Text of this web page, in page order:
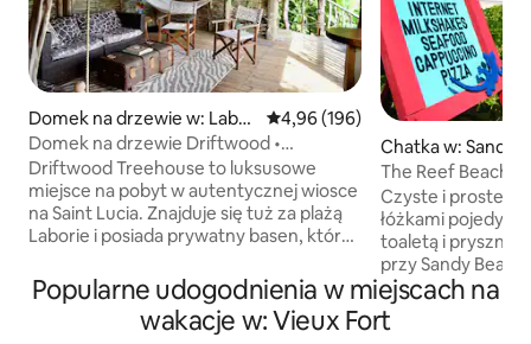
Domek na drzewie w: Labor
ie
Średnia ocena: 4,96 na 5, liczba
4,96 (196)
Domek na drzewie Driftwood •
Prywatny basen • W pobliżu plaży
Driftwood Treehouse to luksusowe
miejsce na pobyt w autentycznej wiosce
na Saint Lucia. Znajduje się tuż za plażą
Laborie i posiada prywatny basen, który
prowadzony przez Nicka i Bena, którzy
będą Waszymi głównymi osobami
kontaktowymi przez cały pobyt.
Chatka w: Sandy
The Reef Beach
Czyste i proste
łóżkami
toaletą i
przy Sandy Beach
wyspy. Pływać,
lesie
wspinać się po
Popularne udogodnienia w miejscach na
wakacje w: Vieux Fort